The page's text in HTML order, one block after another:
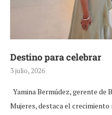
Destino para celebrar
3 julio, 2026
Yamina Bermúdez, gerente de
Mujeres, destaca el